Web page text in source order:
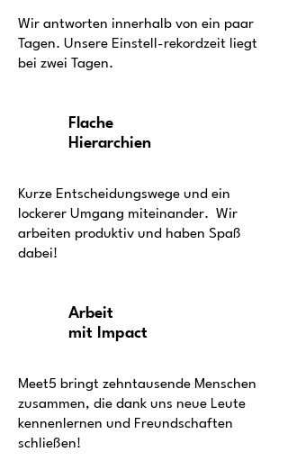
Wir antworten innerhalb von ein paar
Tagen. Unsere Einstell-rekordzeit liegt
bei zwei Tagen.
Flache
Hierarchien
Kurze Entscheidungswege und ein
lockerer Umgang miteinander. Wir
arbeiten produktiv und haben Spaß
dabei!
Arbeit
mit Impact
Meet5 bringt zehntausende Menschen
zusammen, die dank uns neue Leute
kennenlernen und Freundschaften
schließen!